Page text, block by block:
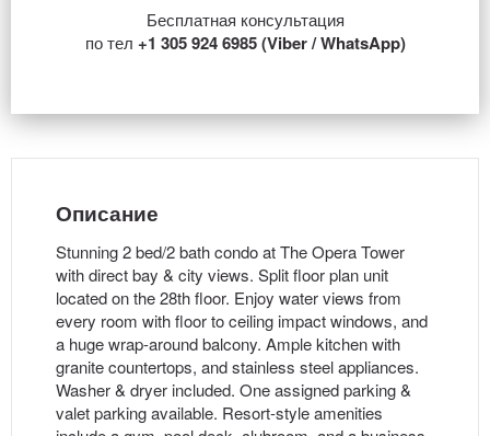
Бесплатная консультация
по тел +1 305 924 6985 (Viber / WhatsApp)
Описание
Stunning 2 bed/2 bath condo at The Opera Tower
with direct bay & city views. Split floor plan unit
located on the 28th floor. Enjoy water views from
every room with floor to ceiling impact windows, and
a huge wrap-around balcony. Ample kitchen with
granite countertops, and stainless steel appliances.
Washer & dryer included. One assigned parking &
valet parking available. Resort-style amenities